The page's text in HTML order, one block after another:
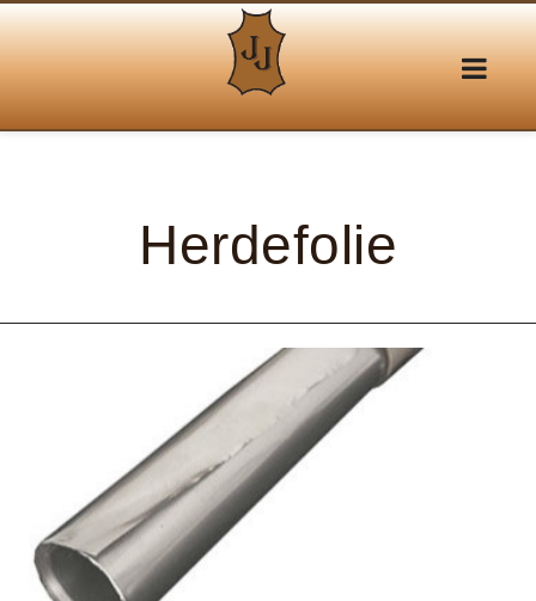
Herdefolie